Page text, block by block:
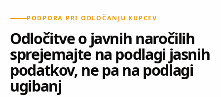
PODPORA PRI ODLOČANJU KUPCEV
Odločitve o javnih naročilih
sprejemajte na podlagi jasnih
podatkov, ne pa na podlagi
ugibanj